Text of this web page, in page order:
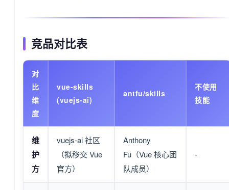
竞品对比表
对
比
维
度
vue-skills
(vuejs-ai)
antfu/skills
不使用
技能
维
护
方
vuejs-ai 社区
（拟移交 Vue
官方）
Anthony
Fu（Vue 核心团
队成员）
-